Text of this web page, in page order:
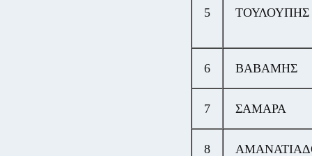
5 ΤΟΥΛΟΥΠΗΣ
6 ΒΑΒΑΜΗΣ
7 ΣΑΜΑΡΑ
8